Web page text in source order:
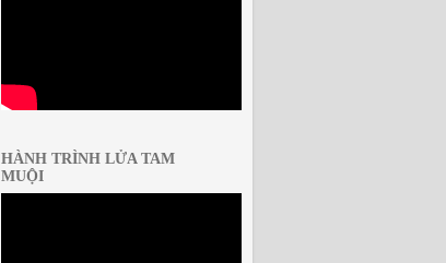
HÀNH TRÌNH LỬA TAM
MUỘI